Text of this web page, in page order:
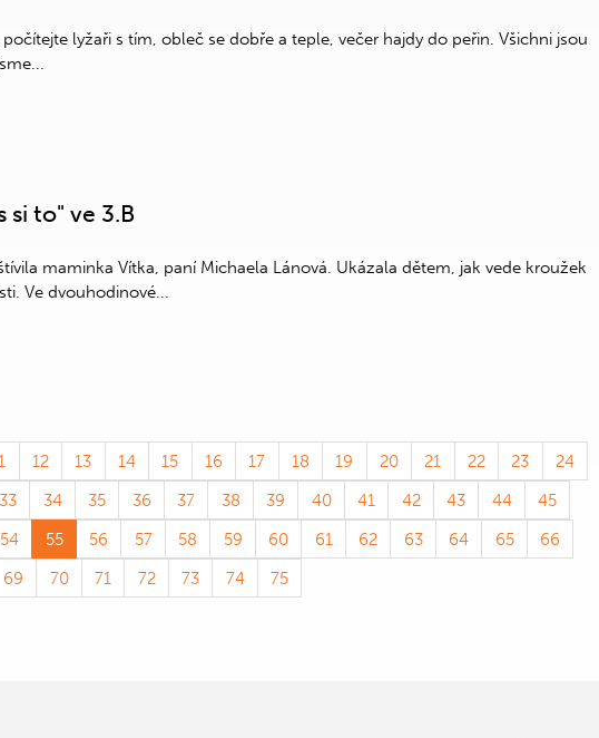
počítejte lyžaři s tím, obleč se dobře a teple, večer hajdy do peřin. Všichni jsou
si to" ve 3.B
maminka Vítka, paní Michaela Lánová. Ukázala dětem, jak vede kroužek
Ve dvouhodinové...
12 13 14 15 16 17 18 19 20 21 22 23
24
33 34 35 36 37 38 39 40 41 42 43 44
45
54 55 56 57 58 59 60 61 62 63 64 65
66
69 70 71 72 73 74 75